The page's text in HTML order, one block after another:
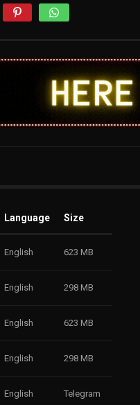
Language Size
English 623 MB
English 298 MB
English 623 MB
English 298 MB
English Telegram